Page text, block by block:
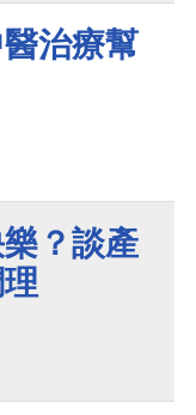
治療幫
？談產